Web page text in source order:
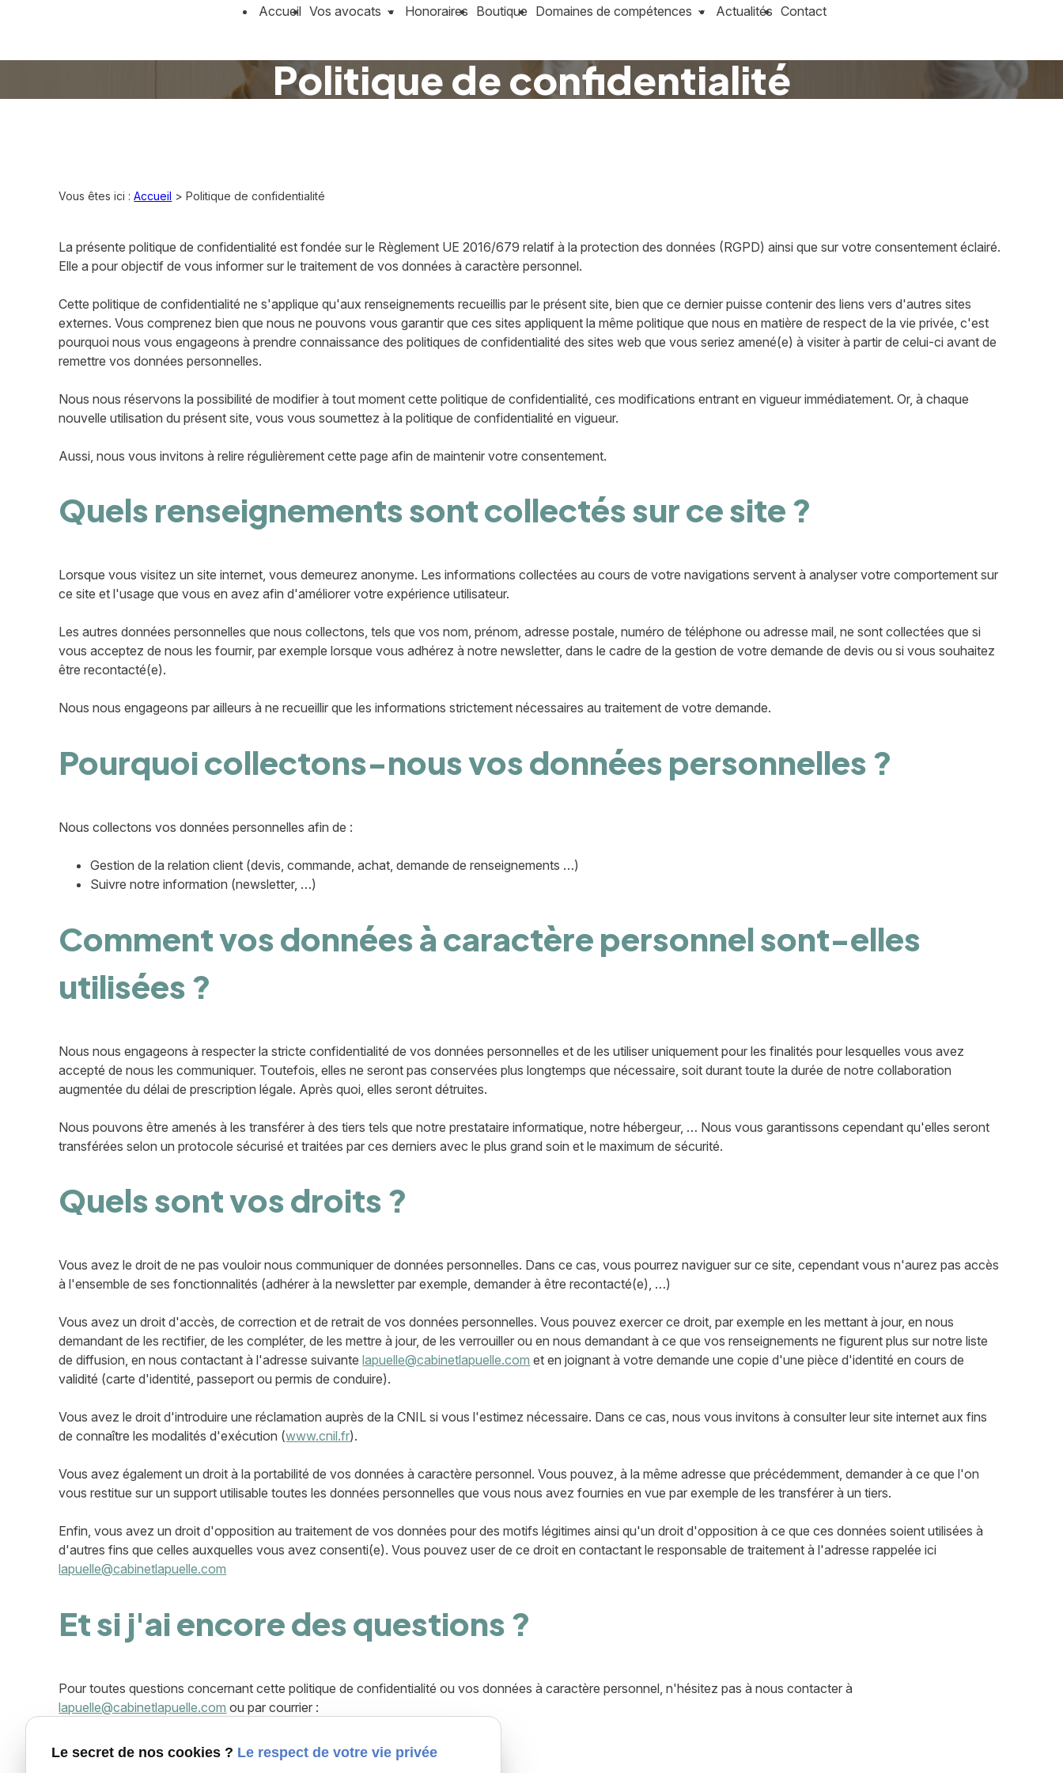
Accueil Vos avocats Honoraires Boutique Domaines de compétences Actualités Contact
Politique de confidentialité
Vous êtes ici :Accueil > Politique de confidentialité
La présente politique de confidentialité est fondée sur le Règlement UE 2016/679 relatif à la protection des données (RGPD) ainsi que sur votre consentement éclairé.
Elle a pour objectif de vous informer sur le traitement de vos données à caractère personnel.
Cette politique de confidentialité ne s'applique qu'aux renseignements recueillis par le présent site, bien que ce dernier puisse contenir des liens vers d'autres sites
externes. Vous comprenez bien que nous ne pouvons vous garantir que ces sites appliquent la même politique que nous en matière de respect de la vie privée, c'est
pourquoi nous vous engageons à prendre connaissance des politiques de confidentialité des sites web que vous seriez amené(e) à visiter à partir de celui-ci avant de
remettre vos données personnelles.
Nous nous réservons la possibilité de modifier à tout moment cette politique de confidentialité, ces modifications entrant en vigueur immédiatement. Or, à chaque
nouvelle utilisation du présent site, vous vous soumettez à la politique de confidentialité en vigueur.
Aussi, nous vous invitons à relire régulièrement cette page afin de maintenir votre consentement.
Quels renseignements sont collectés sur ce site ?
Lorsque vous visitez un site internet, vous demeurez anonyme. Les informations collectées au cours de votre navigations servent à analyser votre comportement sur
ce site et l'usage que vous en avez afin d'améliorer votre expérience utilisateur.
Les autres données personnelles que nous collectons, tels que vos nom, prénom, adresse postale, numéro de téléphone ou adresse mail, ne sont collectées que si
vous acceptez de nous les fournir, par exemple lorsque vous adhérez à notre newsletter, dans le cadre de la gestion de votre demande de devis ou si vous souhaitez
être recontacté(e).
Nous nous engageons par ailleurs à ne recueillir que les informations strictement nécessaires au traitement de votre demande.
Pourquoi collectons-nous vos données personnelles ?
Nous collectons vos données personnelles afin de :
Gestion de la relation client (devis, commande, achat, demande de renseignements …)
Suivre notre information (newsletter, …)
Comment vos données à caractère personnel sont-elles
utilisées ?
Nous nous engageons à respecter la stricte confidentialité de vos données personnelles et de les utiliser uniquement pour les finalités pour lesquelles vous avez
accepté de nous les communiquer. Toutefois, elles ne seront pas conservées plus longtemps que nécessaire, soit durant toute la durée de notre collaboration
augmentée du délai de prescription légale. Après quoi, elles seront détruites.
Nous pouvons être amenés à les transférer à des tiers tels que notre prestataire informatique, notre hébergeur, … Nous vous garantissons cependant qu'elles seront
transférées selon un protocole sécurisé et traitées par ces derniers avec le plus grand soin et le maximum de sécurité.
Quels sont vos droits ?
Vous avez le droit de ne pas vouloir nous communiquer de données personnelles. Dans ce cas, vous pourrez naviguer sur ce site, cependant vous n'aurez pas accès
à l'ensemble de ses fonctionnalités (adhérer à la newsletter par exemple, demander à être recontacté(e), …)
Vous avez un droit d'accès, de correction et de retrait de vos données personnelles. Vous pouvez exercer ce droit, par exemple en les mettant à jour, en nous
demandant de les rectifier, de les compléter, de les mettre à jour, de les verrouiller ou en nous demandant à ce que vos renseignements ne figurent plus sur notre liste
de diffusion, en nous contactant à l'adresse suivantelapuelle@cabinetlapuelle.com et en joignant à votre demande une copie d'une pièce d'identité en cours de
validité (carte d'identité, passeport ou permis de conduire).
Vous avez le droit d'introduire une réclamation auprès de la CNIL si vous l'estimez nécessaire. Dans ce cas, nous vous invitons à consulter leur site internet aux fins
de connaître les modalités d'exécution (www.cnil.fr).
Vous avez également un droit à la portabilité de vos données à caractère personnel. Vous pouvez, à la même adresse que précédemment, demander à ce que l'on
vous restitue sur un support utilisable toutes les données personnelles que vous nous avez fournies en vue par exemple de les transférer à un tiers.
Enfin, vous avez un droit d'opposition au traitement de vos données pour des motifs légitimes ainsi qu'un droit d'opposition à ce que ces données soient utilisées à
d'autres fins que celles auxquelles vous avez consenti(e). Vous pouvez user de ce droit en contactant le responsable de traitement à l'adresse rappelée ici
lapuelle@cabinetlapuelle.com
Et si j'ai encore des questions ?
Pour toutes questions concernant cette politique de confidentialité ou vos données à caractère personnel, n'hésitez pas à nous contacter à
lapuelle@cabinetlapuelle.com ou par courrier :
38 rue Alsace-Lorraine
Le secret de nos cookies ? Le respect de votre vie privée